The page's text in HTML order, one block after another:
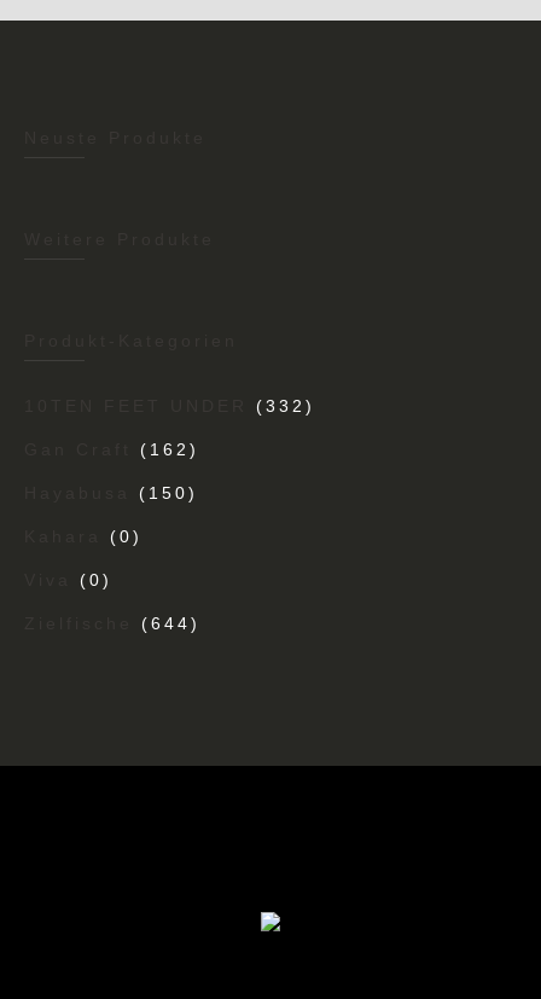
(332)
(162)
(150)
(0)
(0)
(644)